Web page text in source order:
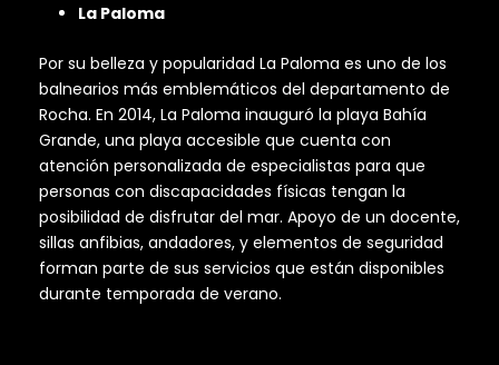
La Paloma
Por su belleza y popularidad La Paloma es uno de los
balnearios más emblemáticos del departamento de
Rocha. En 2014, La Paloma inauguró la playa Bahía
Grande, una playa accesible que cuenta con
atención personalizada de especialistas para que
personas con discapacidades físicas tengan la
posibilidad de disfrutar del mar. Apoyo de un docente,
sillas anfibias, andadores, y elementos de seguridad
forman parte de sus servicios que están disponibles
durante temporada de verano.